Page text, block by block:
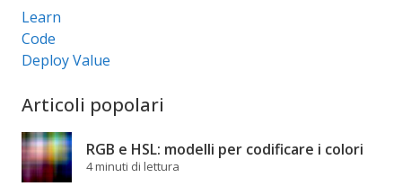
Learn
Code
Deploy Value
Articoli popolari
RGB e HSL: modelli per codificare i colori
4 minuti di lettura